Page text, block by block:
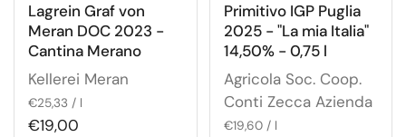
Lagrein Graf von
Meran DOC 2023 -
Cantina Merano
Kellerei Meran
€25,33 / l
€19,00
Primitivo IGP Puglia
2025 - "La mia Italia"
14,50% - 0,75 l
Agricola Soc. Coop.
Conti Zecca Azienda
€19,60 / l